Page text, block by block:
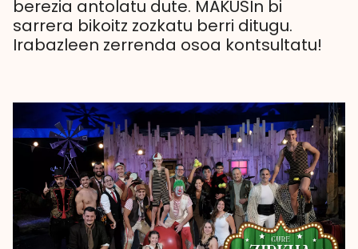
berezia antolatu dute. MAKUSIn bi
sarrera bikoitz zozkatu berri ditugu.
Irabazleen zerrenda osoa kontsultatu!